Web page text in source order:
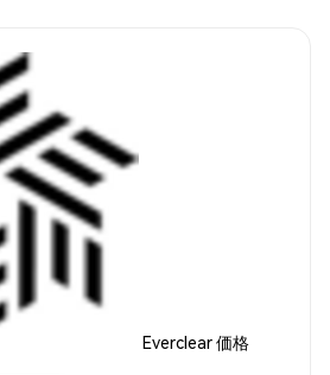
Everclear 価格